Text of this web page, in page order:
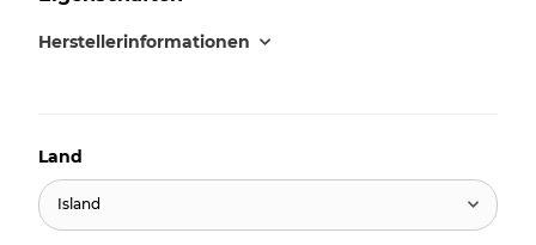
Herstellerinformationen
Land
Island